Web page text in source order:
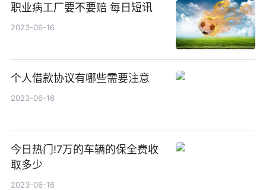
职业病工厂要不要赔 每日短讯
2023-06-16
个人借款协议有哪些需要注意
2023-06-16
今日热门!7万的车辆的保全费收
取多少
2023-06-16